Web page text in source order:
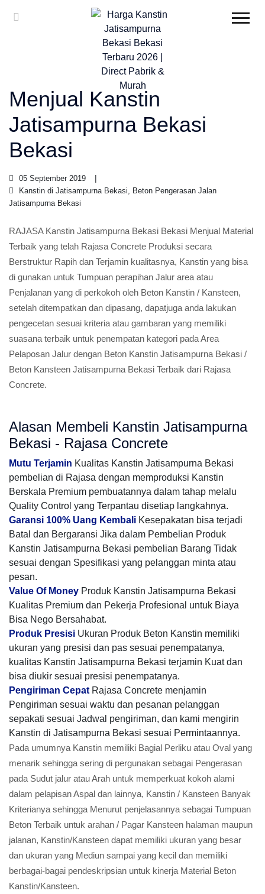
Menjual Kanstin
Jatisampurna Bekasi
Bekasi
05 September 2019
Kanstin di Jatisampurna Bekasi, Beton Pengerasan Jalan
Jatisampurna Bekasi
RAJASA Kanstin Jatisampurna Bekasi Bekasi Menjual Material
Terbaik yang telah Rajasa Concrete Produksi secara
Berstruktur Rapih dan Terjamin kualitasnya, Kanstin yang bisa
di gunakan untuk Tumpuan perapihan Jalur area atau
Penjalanan yang di perkokoh oleh Beton Kanstin / Kansteen,
setelah ditempatkan dan dipasang, dapatjuga anda lakukan
pengecetan sesuai kriteria atau gambaran yang memiliki
suasana terbaik untuk penempatan kategori pada Area
Pelaposan Jalur dengan Beton Kanstin Jatisampurna Bekasi /
Beton Kansteen Jatisampurna Bekasi Terbaik dari Rajasa
Concrete.
Alasan Membeli Kanstin Jatisampurna
Bekasi - Rajasa Concrete
Mutu Terjamin Kualitas Kanstin Jatisampurna Bekasi
pembelian di Rajasa dengan memproduksi Kanstin
Berskala Premium pembuatannya dalam tahap melalu
Quality Control yang Terpantau disetiap langkahnya.
Garansi 100% Uang Kembali Kesepakatan bisa terjadi
Batal dan Bergaransi Jika dalam Pembelian Produk
Kanstin Jatisampurna Bekasi pembelian Barang Tidak
sesuai dengan Spesifikasi yang pelanggan minta atau
pesan.
Value Of Money Produk Kanstin Jatisampurna Bekasi
Kualitas Premium dan Pekerja Profesional untuk Biaya
Bisa Nego Bersahabat.
Produk Presisi Ukuran Produk Beton Kanstin memiliki
ukuran yang presisi dan pas sesuai penempatanya,
kualitas Kanstin Jatisampurna Bekasi terjamin Kuat dan
bisa diukir sesuai presisi penempatanya.
Pengiriman Cepat Rajasa Concrete menjamin
Pengiriman sesuai waktu dan pesanan pelanggan
sepakati sesuai Jadwal pengiriman, dan kami mengirin
Kanstin di Jatisampurna Bekasi sesuai Permintaannya.
Pada umumnya Kanstin memiliki Bagial Perliku atau Oval yang
menarik sehingga sering di pergunakan sebagai Pengerasan
pada Sudut jalur atau Arah untuk memperkuat kokoh alami
dalam pelapisan Aspal dan lainnya, Kanstin / Kansteen Banyak
Kriterianya sehingga Menurut penjelasannya sebagai Tumpuan
Beton Terbaik untuk arahan / Pagar Kansteen halaman maupun
jalanan, Kanstin/Kansteen dapat memiliki ukuran yang besar
dan ukuran yang Mediun sampai yang kecil dan memiliki
berbagai-bagai pendeskripsian untuk kinerja Material Beton
Kanstin/Kansteen.